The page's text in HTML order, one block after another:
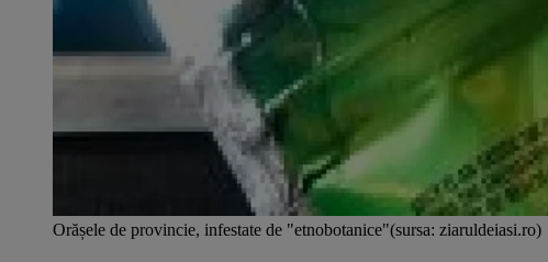
Orășele de provincie, infestate de "etnobotanice"(sursa: ziaruldeiasi.ro)